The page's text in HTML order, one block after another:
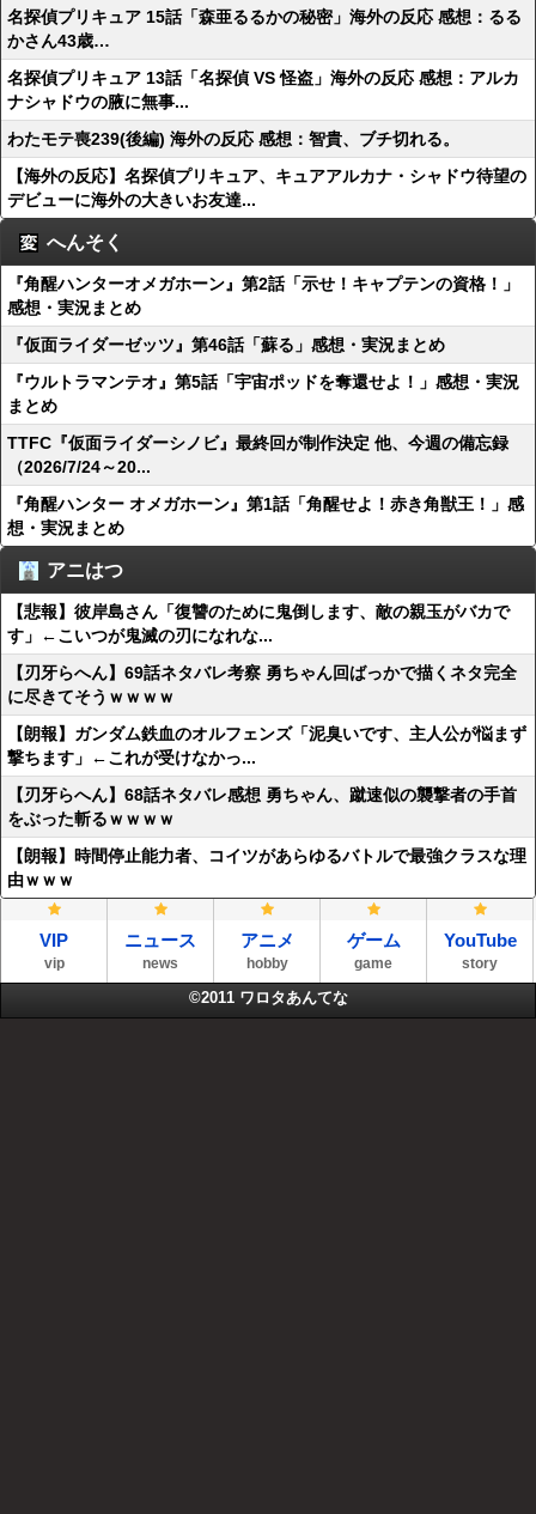
名探偵プリキュア 15話「森亜るるかの秘密」海外の反応 感想：るる
かさん43歳…
名探偵プリキュア 13話「名探偵 VS 怪盗」海外の反応 感想：アルカ
ナシャドウの腋に無事...
わたモテ喪239(後編) 海外の反応 感想：智貴、ブチ切れる。
【海外の反応】名探偵プリキュア、キュアアルカナ・シャドウ待望の
デビューに海外の大きいお友達...
へんそく
『角醒ハンターオメガホーン』第2話「示せ！キャプテンの資格！」
感想・実況まとめ
『仮面ライダーゼッツ』第46話「蘇る」感想・実況まとめ
『ウルトラマンテオ』第5話「宇宙ポッドを奪還せよ！」感想・実況
まとめ
TTFC『仮面ライダーシノビ』最終回が制作決定 他、今週の備忘録
（2026/7/24～20...
『角醒ハンター オメガホーン』第1話「角醒せよ！赤き角獣王！」感
想・実況まとめ
アニはつ
【悲報】彼岸島さん「復讐のために鬼倒します、敵の親玉がバカで
す」←こいつが鬼滅の刃になれな...
【刃牙らへん】69話ネタバレ考察 勇ちゃん回ばっかで描くネタ完全
に尽きてそうｗｗｗｗ
【朗報】ガンダム鉄血のオルフェンズ「泥臭いです、主人公が悩まず
撃ちます」←これが受けなかっ...
【刃牙らへん】68話ネタバレ感想 勇ちゃん、蹴速似の襲撃者の手首
をぶった斬るｗｗｗｗ
【朗報】時間停止能力者、コイツがあらゆるバトルで最強クラスな理
由ｗｗｗ
VIP
vip
ニュース
news
アニメ
hobby
ゲーム
game
YouTube
story
©2011 ワロタあんてな